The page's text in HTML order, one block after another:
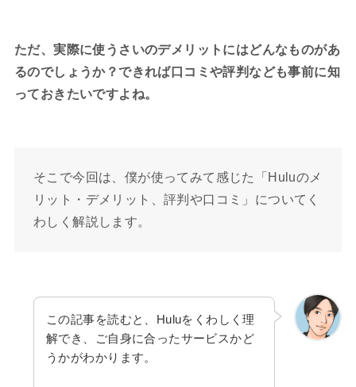
ただ、実際に使うさいのデメリットにはどんなものがあ
るのでしょうか？できれば口コミや評判なども事前に知
っておきたいですよね。
そこで今回は、僕が使ってみて感じた「Huluのメ
リット・デメリット、評判や口コミ」についてく
わしく解説します。
この記事を読むと、Huluをくわしく理
解でき、ご自身に合ったサービスかど
うかがわかります。